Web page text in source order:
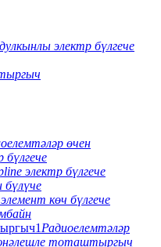
электр бүлгече
өчен
бүлгече
электр бүлгече
көч бүлгече
Радиоелемтәләр
тоташтыргыч